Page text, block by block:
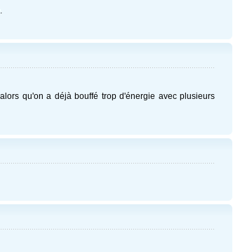
qu'on a déjà bouffé trop d'énergie avec plusieurs